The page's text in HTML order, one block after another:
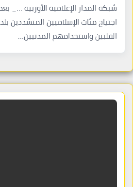
شبكة المدار الإعلامية الأوربية …_
اجتياح مئات الإسلاميين المتشددين
الفلبين واستخدامهم المدنيين…